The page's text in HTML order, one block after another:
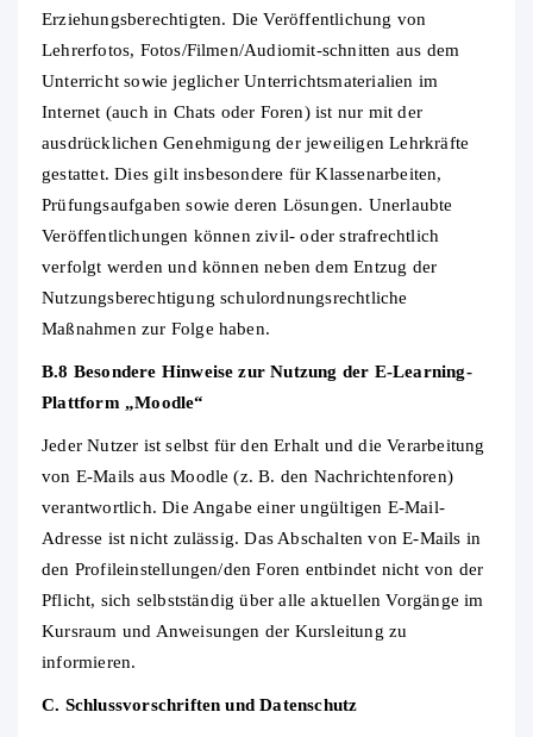
Erziehungsberechtigten. Die Veröffentlichung von
Lehrerfotos, Fotos/Filmen/Audiomit-schnitten aus dem
Unterricht sowie jeglicher Unterrichtsmaterialien im
Internet (auch in Chats oder Foren) ist nur mit der
ausdrücklichen Genehmigung der jeweiligen Lehrkräfte
gestattet. Dies gilt insbesondere für Klassenarbeiten,
Prüfungsaufgaben sowie deren Lösungen. Unerlaubte
Veröffentlichungen können zivil‐ oder strafrechtlich
verfolgt werden und können neben dem Entzug der
Nutzungsberechtigung schulordnungsrechtliche
Maßnahmen zur Folge haben.
B.8 Besondere Hinweise zur Nutzung der E‐Learning‐
Plattform „Moodle“
Jeder Nutzer ist selbst für den Erhalt und die Verarbeitung
von E‐Mails aus Moodle (z. B. den Nachrichtenforen)
verantwortlich. Die Angabe einer ungültigen E‐Mail‐
Adresse ist nicht zulässig. Das Abschalten von E‐Mails in
den Profileinstellungen/den Foren entbindet nicht von der
Pflicht, sich selbstständig über alle aktuellen Vorgänge im
Kursraum und Anweisungen der Kursleitung zu
informieren.
C. Schlussvorschriften und Datenschutz